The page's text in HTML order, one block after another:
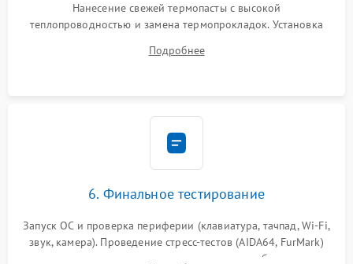
Нанесение свежей термопасты с высокой
теплопроводностью и замена термопрокладок. Установка
шлейфов, модулей памяти и накопителей. Предварительная
Подробнее
6. Финальное тестирование
Запуск ОС и проверка периферии (клавиатура, тачпад, Wi-Fi,
звук, камера). Проведение стресс-тестов (AIDA64, FurMark)
для контроля температурного режима и стабильности